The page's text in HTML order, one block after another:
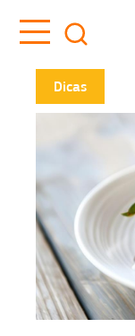
Dicas